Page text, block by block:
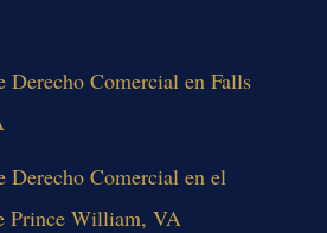
Derecho Comercial en Falls
Derecho Comercial en el
Prince William, VA